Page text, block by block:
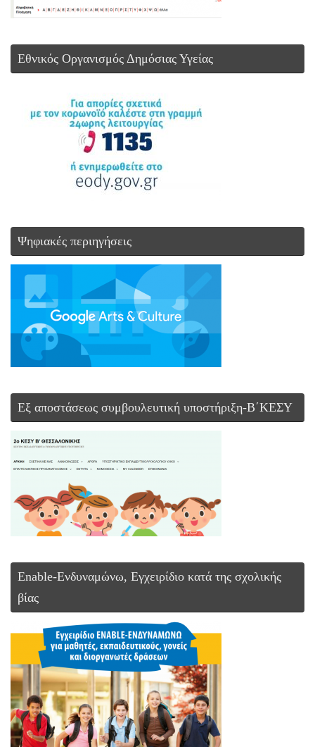
Εθνικός Οργανισμός Δημόσιας Υγείας
Ψηφιακές περιηγήσεις
Εξ αποστάσεως συμβουλευτική υποστήριξη-Β΄ΚΕΣΥ
Enable-Ενδυναμώνω, Εγχειρίδιο κατά της σχολικής
βίας